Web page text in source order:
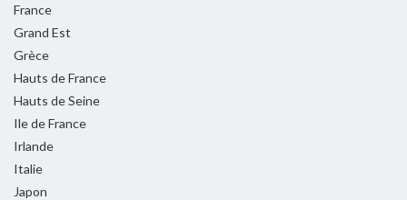
France
Grand Est
Grèce
Hauts de France
Hauts de Seine
Ile de France
Irlande
Italie
Japon